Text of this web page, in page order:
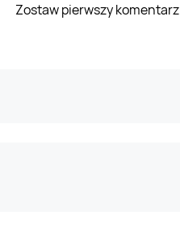
Zostaw pierwszy komentarz